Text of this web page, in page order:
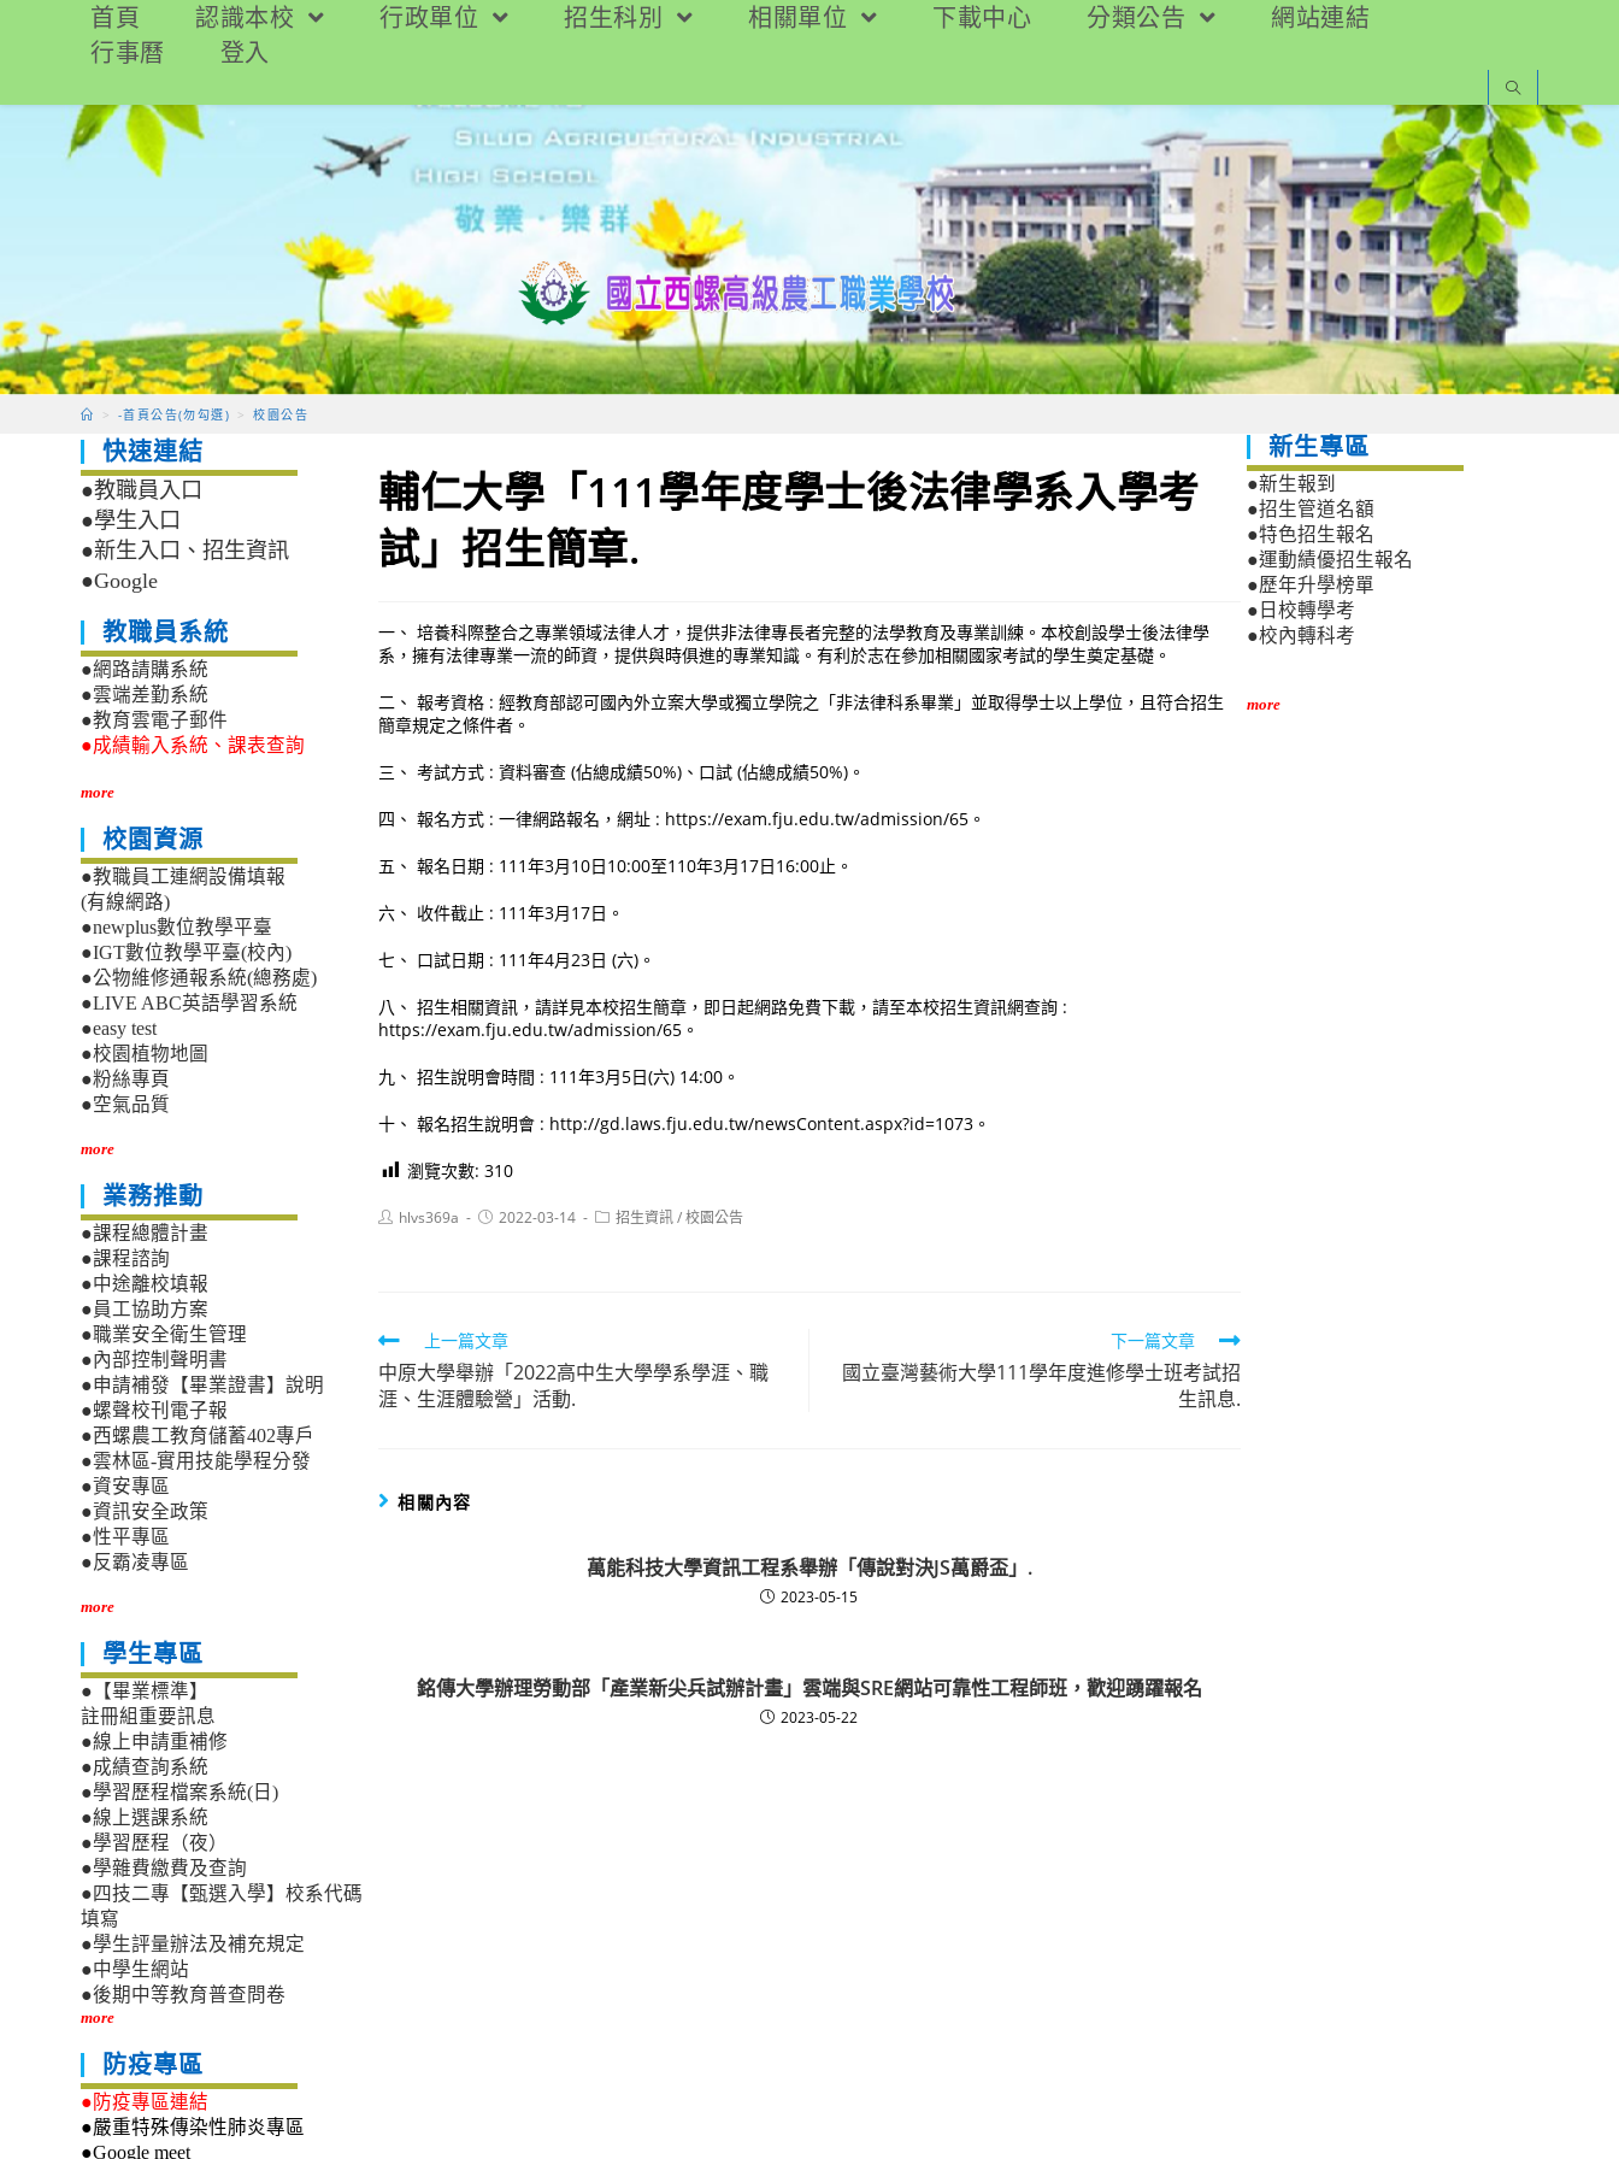
要
首頁 認識本校 行政單位 招生科別 相關單位 下載中心 分類公告
網站連結
行事曆
登入
> -首頁公告(勿勾選) > 校園公告
輔仁大學「111學年度學士後法律學系入學考
試」招生簡章.
一、 培養科際整合之專業領域法律人才，提供非法律專長者完整的法學教育及專業訓練。本校創設學士後法律學
系，擁有法律專業一流的師資，提供與時俱進的專業知識。有利於志在參加相關國家考試的學生奠定基礎。
二、 報考資格 : 經教育部認可國內外立案大學或獨立學院之「非法律科系畢業」並取得學士以上學位，且符合招生
簡章規定之條件者。
三、 考試方式 : 資料審查 (佔總成績50%)、口試 (佔總成績50%)。
四、 報名方式 : 一律網路報名，網址 : https://exam.fju.edu.tw/admission/65。
五、 報名日期 : 111年3月10日10:00至110年3月17日16:00止。
六、 收件截止 : 111年3月17日。
七、 口試日期 : 111年4月23日 (六)。
八、 招生相關資訊，請詳見本校招生簡章，即日起網路免費下載，請至本校招生資訊網查詢 :
https://exam.fju.edu.tw/admission/65。
九、 招生說明會時間 : 111年3月5日(六) 14:00。
十、 報名招生說明會 : http://gd.laws.fju.edu.tw/newsContent.aspx?id=1073。
瀏覽次數: 310
Posthlvs369a
Post2022-03-14
Post招生資訊/校園公告
Read
more
articles
上一篇文章
中原大學舉辦「2022高中生大學學系學涯、職
涯、生涯體驗營」活動.
下一篇文章
國立臺灣藝術大學111學年度進修學士班考試招
生訊息.
相關內容
萬能科技大學資訊工程系舉辦「傳說對決JS萬爵盃」.
2023-05-15
銘傳大學辦理勞動部「產業新尖兵試辦計畫」雲端與SRE網站可靠性工程師班，歡迎踴躍報名
2023-05-22
快速連結
●教職員入口
●學生入口
●新生入口、招生資訊
●Google
教職員系統
●網路請購系統
●雲端差勤系統
●教育雲電子郵件
●成績輸入系統、課表查詢
more
校園資源
●教職員工連網設備填報
(有線網路)
●newplus數位教學平臺
●IGT數位教學平臺(校內)
●公物維修通報系統(總務處)
●LIVE ABC英語學習系統
●easy test
●校園植物地圖
●粉絲專頁
●空氣品質
more
業務推動
●課程總體計畫
●課程諮詢
●中途離校填報
●員工協助方案
●職業安全衛生管理
●內部控制聲明書
●申請補發【畢業證書】說明
●螺聲校刊電子報
●西螺農工教育儲蓄402專戶
●雲林區-實用技能學程分發
●資安專區
●資訊安全政策
●性平專區
●反霸凌專區
more
學生專區
●【畢業標準】
註冊組重要訊息
●線上申請重補修
●成績查詢系統
●學習歷程檔案系統(日)
●線上選課系統
●學習歷程（夜）
●學雜費繳費及查詢
●四技二專【甄選入學】校系代碼
填寫
●學生評量辦法及補充規定
●中學生網站
●後期中等教育普查問卷
more
防疫專區
●防疫專區連結
●嚴重特殊傳染性肺炎專區
●Google meet
新生專區
●新生報到
●招生管道名額
●特色招生報名
●運動績優招生報名
●歷年升學榜單
●日校轉學考
●校內轉科考
more